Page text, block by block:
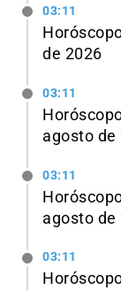
03:11
de 2026
03:11
agosto de
03:11
agosto de
03:11